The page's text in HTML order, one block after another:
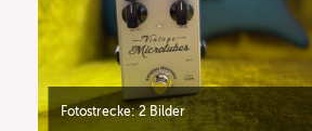
Fotostrecke: 2 Bilder